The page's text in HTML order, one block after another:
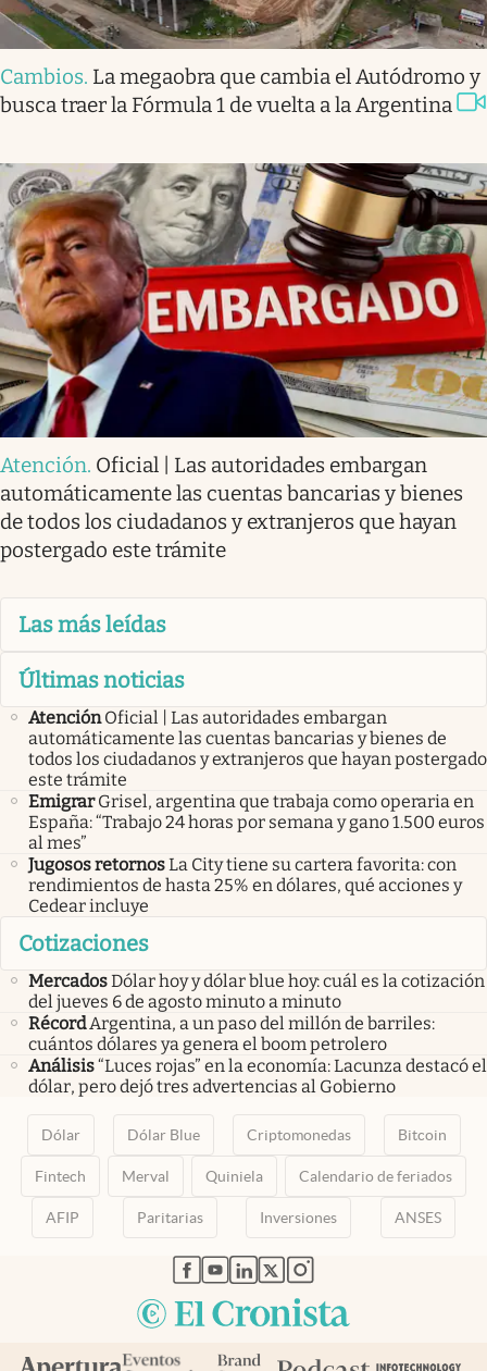
Cambios. La megaobra que cambia el Autódromo y
busca traer la Fórmula 1 de vuelta a la Argentina
Atención. Oficial | Las autoridades embargan
automáticamente las cuentas bancarias y bienes
de todos los ciudadanos y extranjeros que hayan
postergado este trámite
Las más leídas
Últimas noticias
Atención Oficial | Las autoridades embargan
automáticamente las cuentas bancarias y bienes de
todos los ciudadanos y extranjeros que hayan postergado
este trámite
Emigrar Grisel, argentina que trabaja como operaria en
España: “Trabajo 24 horas por semana y gano 1.500 euros
al mes”
Jugosos retornosLa City tiene su cartera favorita: con
rendimientos de hasta 25% en dólares, qué acciones y
Cedear incluye
Cotizaciones
MercadosDólar hoy y dólar blue hoy: cuál es la cotización
del jueves 6 de agosto minuto a minuto
RécordArgentina, a un paso del millón de barriles:
cuántos dólares ya genera el boom petrolero
Análisis“Luces rojas” en la economía: Lacunza destacó el
dólar, pero dejó tres advertencias al Gobierno
Dólar Dólar Blue Criptomonedas Bitcoin
Fintech Merval Quiniela Calendario de feriados
AFIP Paritarias Inversiones ANSES
abre en nueva pestaña
abre en nueva pestaña
abre en nueva pestaña
abre en nueva pestaña
abre en nueva pestaña